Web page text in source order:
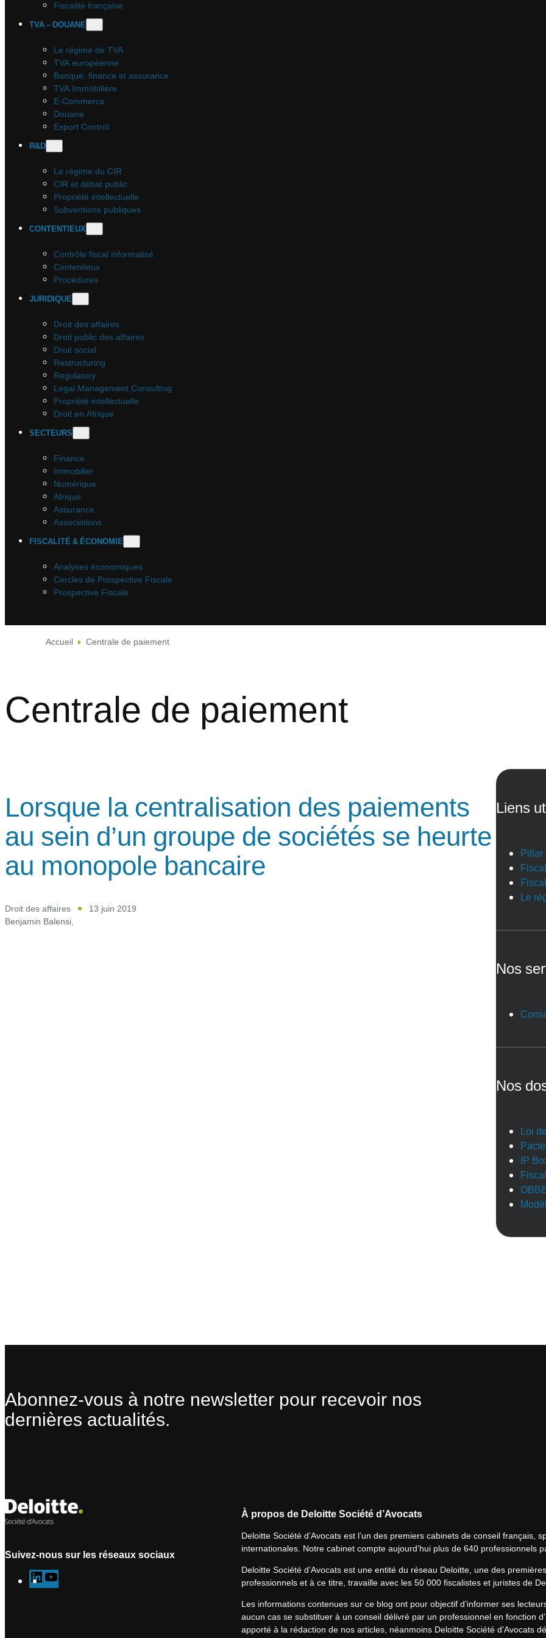
Fiscalité française
TVA – DOUANE
Le régime de TVA
TVA européenne
Banque, finance et assurance
TVA Immobilière
E-Commerce
Douane
Export Control
R&D
Le régime du CIR
CIR et débat public
Propriété intellectuelle
Subventions publiques
CONTENTIEUX
Contrôle fiscal informatisé
Contentieux
Procédures
JURIDIQUE
Droit des affaires
Droit public des affaires
Droit social
Restructuring
Regulatory
Legal Management Consulting
Propriété intellectuelle
Droit en Afrique
SECTEURS
Finance
Immobilier
Numérique
Afrique
Assurance
Associations
FISCALITÉ & ÉCONOMIE
Analyses économiques
Cercles de Prospective Fiscale
Prospective Fiscale
Accueil Centrale de paiement
Centrale de paiement
Lorsque la centralisation des paiements
au sein d’un groupe de sociétés se heurte
au monopole bancaire
Droit des affaires
13 juin 2019
Benjamin Balensi,
Liens
Pillar
Le
Nos
Nos
Loi
IP
Abonnez-vous à notre newsletter pour recevoir nos
dernières actualités.
Suivez-nous sur les réseaux sociaux
L
i
o
À propos de Deloitte Société d’Avocats
Deloitte Société d’Avocats est l’un des premiers cabinets de conseil français,
internationales. Notre cabinet compte aujourd’hui plus de 640 professionnels
Deloitte Société d’Avocats est une entité du réseau Deloitte, une des
professionnels et à ce titre, travaille avec les 50 000 fiscalistes et juristes de
Les informations contenues sur ce blog ont pour objectif d’informer ses
aucun cas se substituer à un conseil délivré par un professionnel en fonction
apporté à la rédaction de nos articles, néanmoins Deloitte Société d’Avocats